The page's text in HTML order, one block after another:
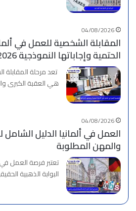
04/08/2026
المقابلة الشخصية للعمل في
الحتمية وإجاباتها النموذجية 2026
تعد مرحلة المقابلة
هي العقبة الكبرى
04/08/2026
العمل في ألمانيا الدليل الشامل
والمهن المطلوبة
البوابة الذهبية